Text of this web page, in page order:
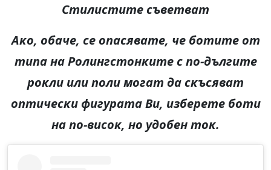
Стилистите съветват
Ако, обаче, се опасявате, че ботите от
типа на Ролингстонките с по-дългите
рокли или поли могат да скъсяват
оптически фигурата Ви, изберете боти
на по-висок, но удобен ток.